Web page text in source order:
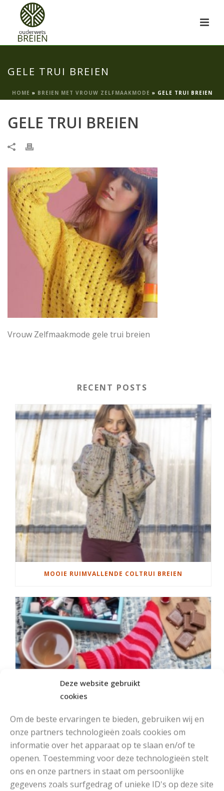
Deze website gebruikt
cookies
Om de beste ervaringen te bieden, gebruiken wij en
onze partners technologieën zoals cookies om
informatie over het apparaat op te slaan en/of te
openen. Toestemming voor deze technologieën stelt
ons en onze partners in staat om persoonlijke
gegevens zoals surfgedrag of unieke ID's op deze site
GELE TRUI BREIEN
HOME » BREIEN MET VROUW ZELFMAAKMODE » GELE TRUI BREIEN
GELE TRUI BREIEN
Vrouw Zelfmaakmode gele trui breien
RECENT POSTS
MOOIE RUIMVALLENDE COLTRUI BREIEN